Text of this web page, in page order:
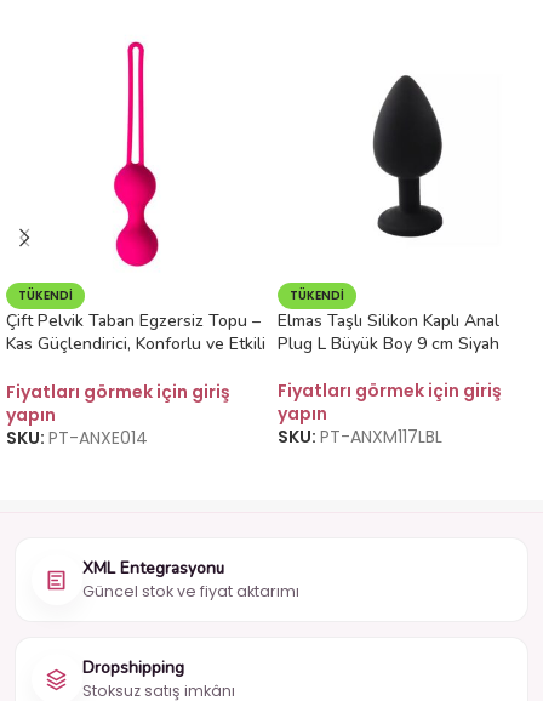
TÜKENDI
Çift Pelvik Taban Egzersiz Topu –
Kas Güçlendirici, Konforlu ve Etkili
Fiyatları görmek için giriş
yapın
SKU: PT-ANXE014
TÜKENDI
Elmas Taşlı Silikon Kaplı Anal
Plug L Büyük Boy 9 cm Siyah
Fiyatları görmek için giriş
yapın
SKU: PT-ANXM117LBL
XML Entegrasyonu
Güncel stok ve fiyat aktarımı
Dropshipping
Stoksuz satış imkânı